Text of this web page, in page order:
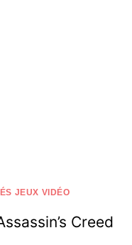
JEUX VIDÉO
Creed